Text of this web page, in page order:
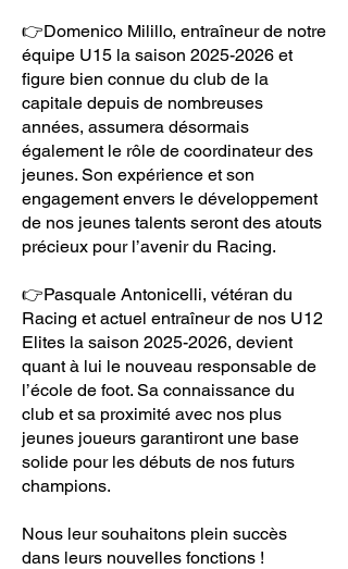
👉Domenico Milillo, entraîneur de notre
équipe U15 la saison 2025-2026 et
figure bien connue du club de la
capitale depuis de nombreuses
années, assumera désormais
également le rôle de coordinateur des
jeunes. Son expérience et son
engagement envers le développement
de nos jeunes talents seront des atouts
précieux pour l’avenir du Racing.
👉Pasquale Antonicelli, vétéran du
Racing et actuel entraîneur de nos U12
Elites la saison 2025-2026, devient
quant à lui le nouveau responsable de
l’école de foot. Sa connaissance du
club et sa proximité avec nos plus
jeunes joueurs garantiront une base
solide pour les débuts de nos futurs
champions.
Nous leur souhaitons plein succès
dans leurs nouvelles fonctions !